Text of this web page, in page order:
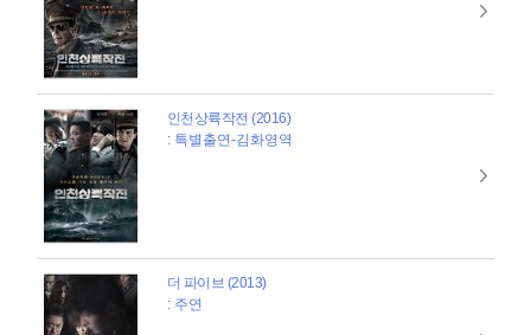
인천상륙작전 (2016)
: 특별출연-김화영역
더 파이브 (2013)
: 주연